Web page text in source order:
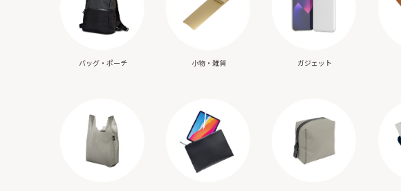
バッグ・ポーチ 小物・雑貨 ガジェット